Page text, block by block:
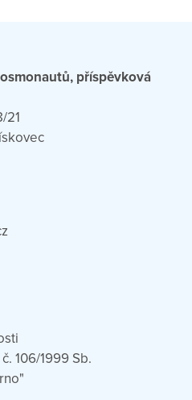
příspěvková
21
106/1999 Sb.